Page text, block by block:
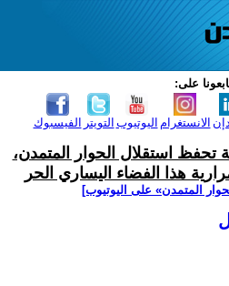
على:
الفيسبوك التويتر اليوتيوب الانستغرام
تحفظ استقلال الحوار المتمدن،
هذا الفضاء اليساري الحر
المتمدن» على اليوتيوب]